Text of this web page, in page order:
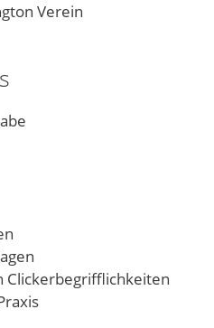
Verein
Clickerbegrifflichkeiten